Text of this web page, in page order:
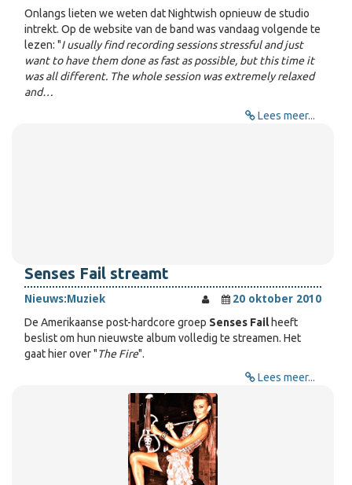
Onlangs lieten we weten dat Nightwish opnieuw de studio
intrekt. Op de website van de band was vandaag volgende te
lezen: "I usually find recording sessions stressful and just
want to have them done as fast as possible, but this time it
was all different. The whole session was extremely relaxed
and…
Lees meer...
Senses Fail streamt
Nieuws:Muziek
20 oktober 2010
De Amerikaanse post-hardcore groep Senses Failheeft
beslist om hun nieuwste album volledig te streamen. Het
gaat hier over "The Fire".
Lees meer...